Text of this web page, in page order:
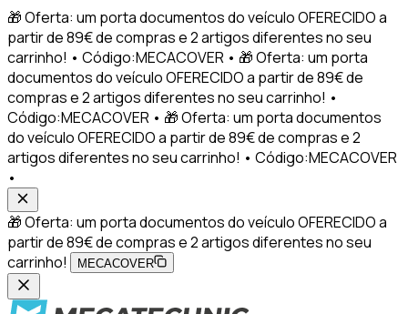
🎁 Oferta: um porta documentos do veículo OFERECIDO a
partir de 89€ de compras e 2 artigos diferentes no seu
carrinho! • Código:MECACOVER • 🎁 Oferta: um porta
documentos do veículo OFERECIDO a partir de 89€ de
compras e 2 artigos diferentes no seu carrinho! •
Código:MECACOVER • 🎁 Oferta: um porta documentos
do veículo OFERECIDO a partir de 89€ de compras e 2
artigos diferentes no seu carrinho! • Código:MECACOVER
•
🎁 Oferta: um porta documentos do veículo OFERECIDO a
partir de 89€ de compras e 2 artigos diferentes no seu
carrinho!
MECACOVER